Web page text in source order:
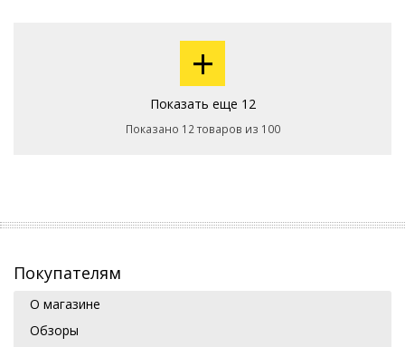
+
Показать еще 12
Показано 12 товаров из 100
Покупателям
О магазине
Обзоры